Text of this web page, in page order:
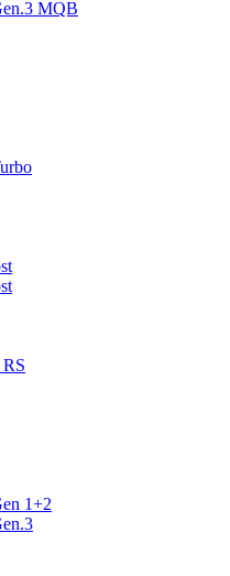
MQB
1+2